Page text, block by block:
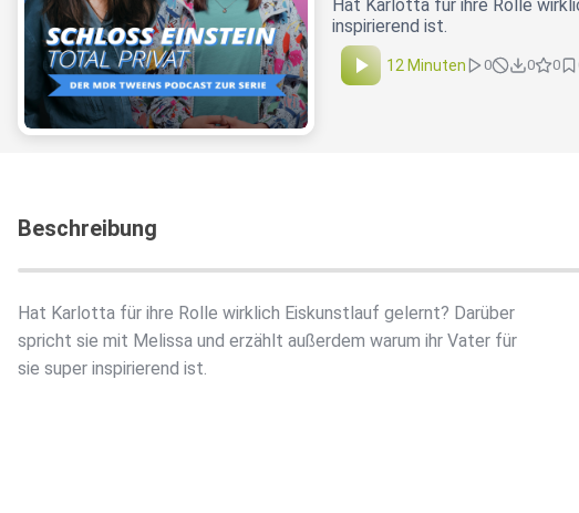
Hat Karlotta für ihre Rolle
inspirierend ist.
12 Minuten 0 0 0
Beschreibung
Hat Karlotta für ihre Rolle wirklich Eiskunstlauf gelernt? Darüber
spricht sie mit Melissa und erzählt außerdem warum ihr Vater für
sie super inspirierend ist.